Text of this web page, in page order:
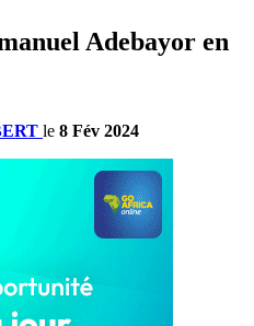
Adebayor en
le 8 Fév 2024